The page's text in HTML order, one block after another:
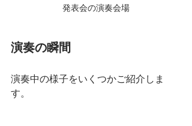
発表会の演奏会場
演奏の瞬間
演奏中の様子をいくつかご紹介しま
す。